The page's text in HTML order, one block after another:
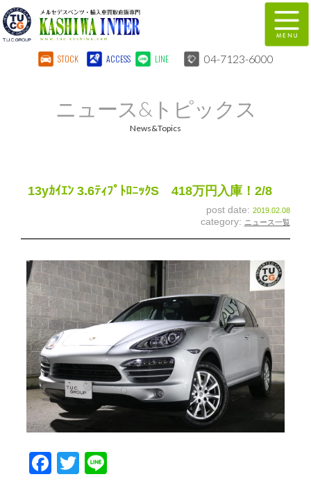
STOCK ACCESS LINE 04-7123-6000
全国納車 特別作業
自動車保険
リクルート お問い合わせ
会社概要 個人情報保護方針
スタッフブログ 納車情報
ホーム T.U.C.GROUP
ニュース&トピックス
News&Topics
13yｶｲｴﾝ 3.6ﾃｨﾌﾟﾄﾛﾆｯｸS 418万円入庫！2/8
post date: 2019.02.08
category: ニュース一覧
Facebook
Twitter